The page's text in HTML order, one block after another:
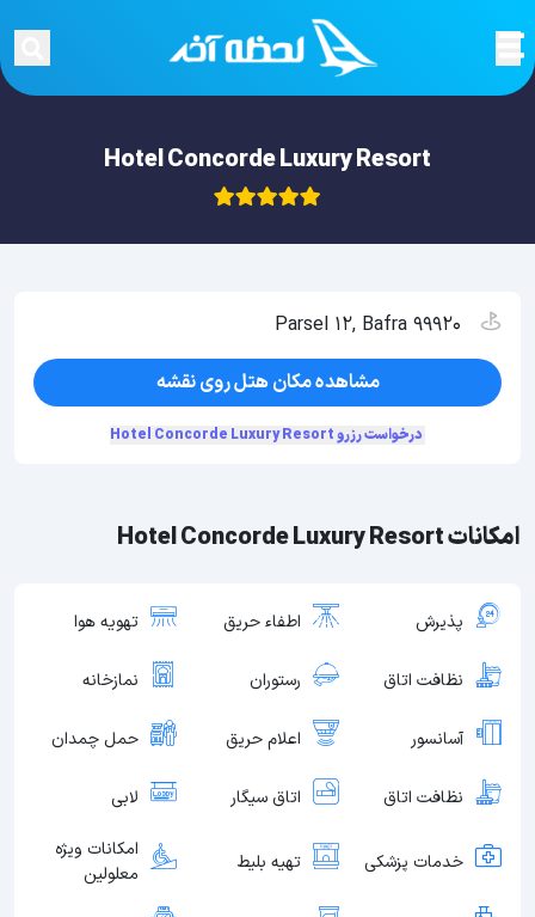
Hotel Concorde Luxury Resort
امکانات Hotel Concorde Luxury Resort
پذیرش اطفاء حریق تهویه هوا
نظافت اتاق رستوران نمازخانه
آسانسور اعلام حریق حمل چمدان
نظافت اتاق اتاق سیگار لابی
خدمات پزشکی تهیه بلیط
امکانات ویژه
معلولین
Parsel 12, Bafra 99920
مشاهده مکان هتل روی نقشه
درخواست رزرو Hotel Concorde Luxury Resort